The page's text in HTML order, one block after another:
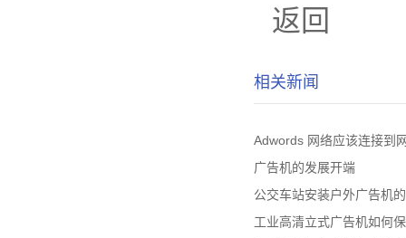
返回
相关新闻
Adwords 网络应该连接到
广告机的发展开端
公交车站安装户外广告机
工业高清立式广告机如何